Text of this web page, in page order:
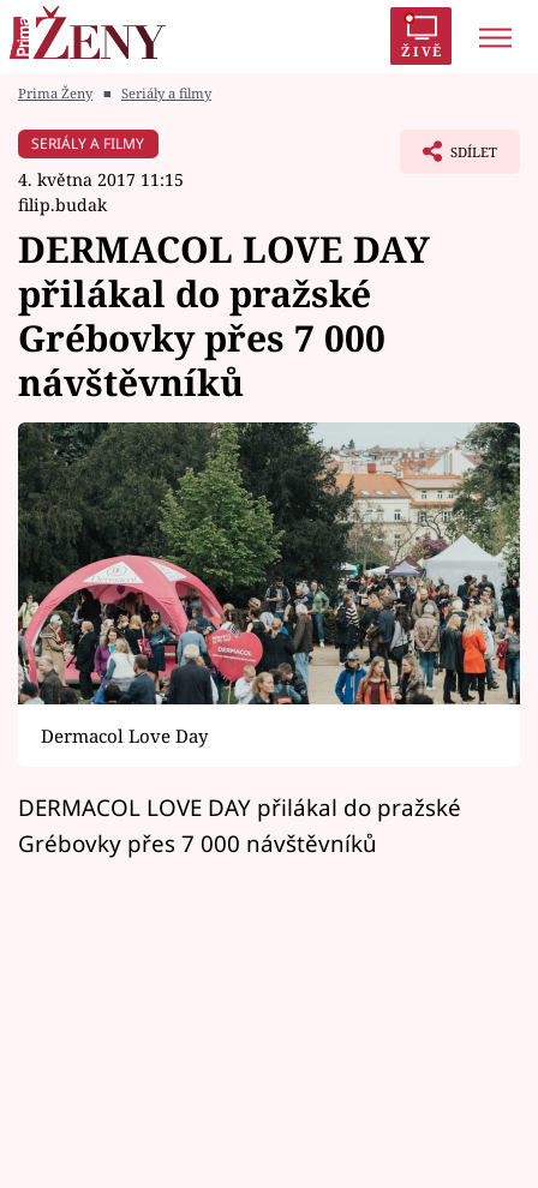
ŽIVĚ
Módní alarm
Témata
Celebrity
Vztahy
Seriály
Horoskopy
Sledujte prima+
Filmový festival Karlovy Vary
Přihlášení
Prima Ženy ■ Seriály a filmy
SERIÁLY A FILMY
4. května 2017 11:15
filip.budak
SDÍLET
DERMACOL LOVE DAY
přilákal do pražské
Grébovky přes 7 000
návštěvníků
Dermacol Love Day
DERMACOL LOVE DAY přilákal do pražské
Grébovky přes 7 000 návštěvníků